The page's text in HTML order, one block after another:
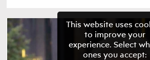
This website uses
to improve your
experience. Select
ones you accept: